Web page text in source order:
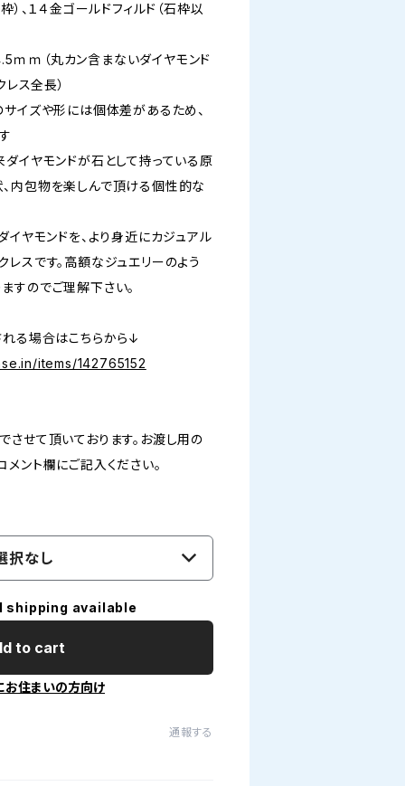
）、１４金ゴールドフィルド（石枠以
ｍ（丸カン含まないダイヤモンド
レス全長）
イズや形には個体差があるため、
イヤモンドが石として持っている原
内包物を楽しんで頂ける個性的な
ヤモンドを、より身近にカジュアル
スです。高額なジュエリーのよう
すのでご理解下さい。
れる場合はこちらから↓
items/142765152
せて頂いております。お渡し用の
ント欄にご記入ください。
択なし
shipping available
to cart
お住まいの方向け
通報する